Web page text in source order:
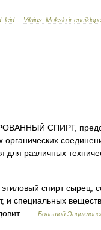
. leid. – Vilnius: Mokslo ir
СПИРТ,
для различных
спирт сырец,
и специальных
…
Большой